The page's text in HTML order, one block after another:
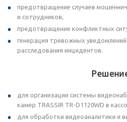
предотвращение случаев
и сотрудников,
предотвращение конфликтных
генерация тревожных уведомлений
расследования инцидентов.
для организации системы
камер TRASSIR TR-D1120WD в
для обработки видеоаналитики и